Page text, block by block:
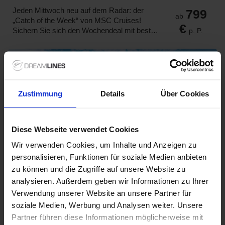
Zustimmung Details Über Cookies
Diese Webseite verwendet Cookies
Wir verwenden Cookies, um Inhalte und Anzeigen zu
personalisieren, Funktionen für soziale Medien anbieten
zu können und die Zugriffe auf unsere Website zu
analysieren. Außerdem geben wir Informationen zu Ihrer
Verwendung unserer Website an unsere Partner für
soziale Medien, Werbung und Analysen weiter. Unsere
Partner führen diese Informationen möglicherweise mit
Jeden Mittwoch neu auf dem Radar: der
„Catch of the Week“ von MSC Cruises!
Sichern Sie sich den Wochendeal mit bestem
mit einem der modernsten Kreuzfahrtanbieter
in See – stilvoll, international,
abwechslungsreich.
ab 799
€ p. P.
nicko cruises Angebote der Woche
Nicko Cruises Angebot der Woche: Bis zum
25.06.2026 gibt es 50 % auf den
Kreuzfahrtpreis. Erleben Sie 21 Tage
ab 329
€ p. P.